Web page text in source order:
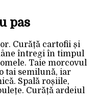
pas
Curăță cartofii și
întregi în timpul
Taie morcovul
tai semilună, iar
Spală roșiile,
Curăță ardeiul